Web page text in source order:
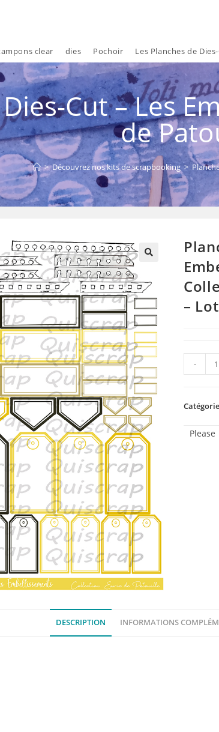
clear dies Pochoir Les Planches de
Cut – Les
de
> Découvrez nos kits de scrapbooking >
–
quantité
de
Dies-
-
Please
DESCRIPTION INFORMATIONS